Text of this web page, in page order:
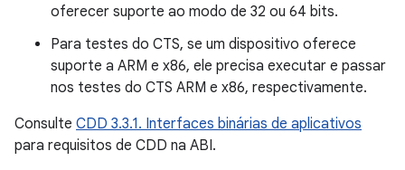
oferecer suporte ao modo de 32 ou 64 bits.
Para testes do CTS, se um dispositivo oferece
suporte a ARM e x86, ele precisa executar e passar
nos testes do CTS ARM e x86, respectivamente.
Consulte CDD 3.3.1. Interfaces binárias de aplicativos
para requisitos de CDD na ABI.